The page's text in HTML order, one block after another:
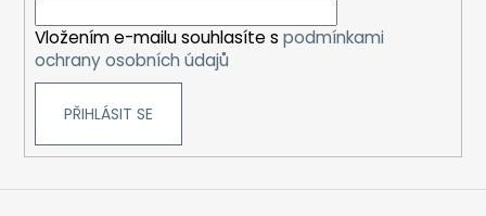
Vložením e-mailu souhlasíte s podmínkami
ochrany osobních údajů
PŘIHLÁSIT SE